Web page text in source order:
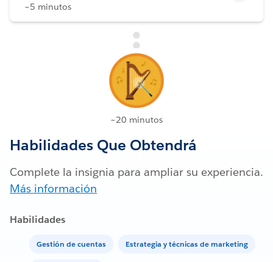
~5 minutos
~20 minutos
Habilidades Que Obtendrá
Complete la insignia para ampliar su experiencia.
Más información
Habilidades
Gestión de cuentas Estrategia y técnicas de marketing